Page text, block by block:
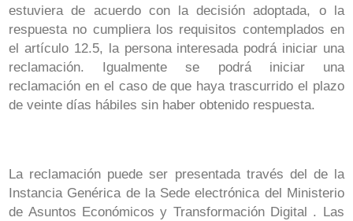
estuviera de acuerdo con la decisión adoptada, o la
respuesta no cumpliera los requisitos contemplados en
el artículo 12.5, la persona interesada podrá iniciar una
reclamación. Igualmente se podrá iniciar una
reclamación en el caso de que haya trascurrido el plazo
de veinte días hábiles sin haber obtenido respuesta.
La reclamación puede ser presentada través del de la
Instancia Genérica de la Sede electrónica del Ministerio
de Asuntos Económicos y Transformación Digital . Las